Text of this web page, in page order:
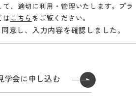
、適切に利用・管理いたします。プラ
は こちら をご覧ください。
意し、入力内容を確認しました。